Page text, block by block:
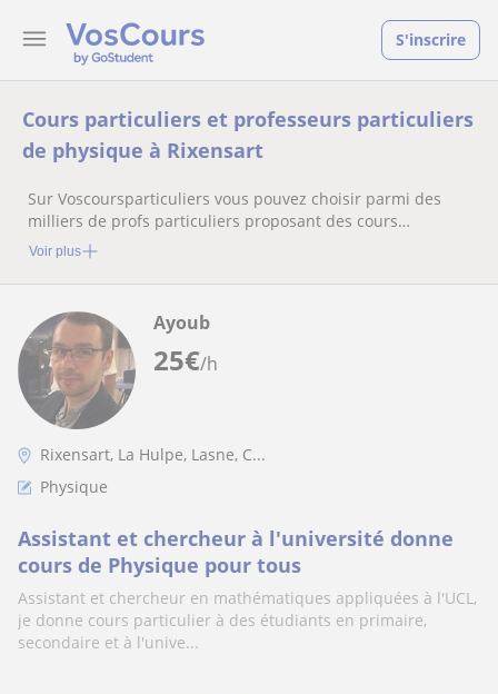
S'inscrire
Cours particuliers et professeurs particuliers
de physique à Rixensart
Sur Voscoursparticuliers vous pouvez choisir parmi des
milliers de profs particuliers proposant des cours
particuliers
Voir plus
25€/h
Ayoub
Rixensart, La Hulpe, Lasne, C...
Physique
Assistant et chercheur à l'université donne
cours de Physique pour tous
Assistant et chercheur en mathématiques appliquées à l'UCL,
je donne cours particulier à des étudiants en primaire,
secondaire et à l'unive...